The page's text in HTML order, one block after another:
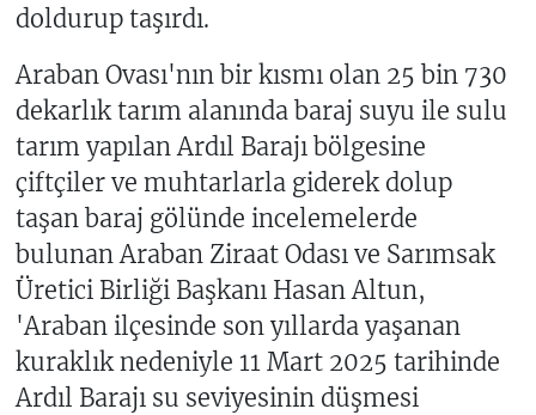
doldurup taşırdı.
Araban Ovası'nın bir kısmı olan 25 bin 730
dekarlık tarım alanında baraj suyu ile sulu
tarım yapılan Ardıl Barajı bölgesine
çiftçiler ve muhtarlarla giderek dolup
taşan baraj gölünde incelemelerde
bulunan Araban Ziraat Odası ve Sarımsak
Üretici Birliği Başkanı Hasan Altun,
'Araban ilçesinde son yıllarda yaşanan
kuraklık nedeniyle 11 Mart 2025 tarihinde
Ardıl Barajı su seviyesinin düşmesi